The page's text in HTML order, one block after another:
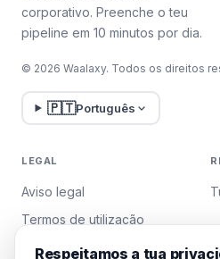
corporativo. Preenche o teu
pipeline em 10 minutos por dia.
© 2026 Waalaxy. Todos os direitos
🇵🇹Português
LEGAL
Aviso legal
Termos de utilização
Política de privacidade
Respeitamos a tua